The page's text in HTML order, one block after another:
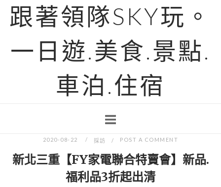
跟著領隊SKY玩。
一日遊.美食.景點.
車泊.住宿
2020-08-22 採訪 POST A COMMENT
新北三重【FY家電聯合特賣會】新品.
福利品3折起出清